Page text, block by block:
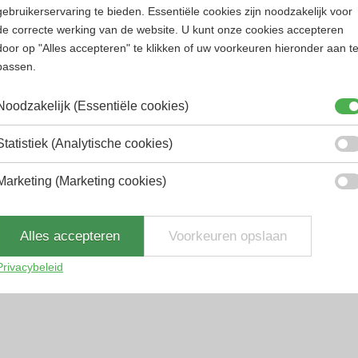
Hugo Man Gift Set...
Oorspronkelijke
prijs
was:
€59.99Huidige
prijs
is:
47.55% korting
Heren parfum
Versace Eros Flame Gift
€83.89Oorspronkelijke
was:
€78.89Huidige
is:
te bieden. Essentiële cookies zijn noodzakelijk voor
correcte werking van de website. U kunt onze cookies accepteren
op "Alles accepteren" te klikken of uw voorkeuren hieronder aan te
(Essentiële cookies)
(Analytische cookies)
(Marketing cookies)
Alles accepteren Voorkeuren opslaan